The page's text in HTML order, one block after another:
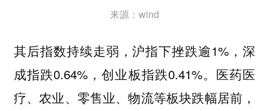
来源：wind
其后指数持续走弱，沪指下挫跌逾1%，深
成指跌0.64%，创业板指跌0.41%。医药医
疗、农业、零售业、物流等板块跌幅居前，